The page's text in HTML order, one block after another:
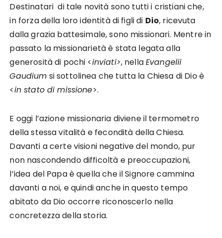
Destinatari di tale novità sono tutti i cristiani che,
in forza della loro identità di figli di Dio, ricevuta
dalla grazia battesimale, sono missionari. Mentre in
passato la missionarietà è stata legata alla
generosità di pochi <inviati>, nellaEvangelii
Gaudium si sottolinea che tutta la Chiesa di Dio è
<in stato di missione>.
E oggi l’azione missionaria diviene il termometro
della stessa vitalità e fecondità della Chiesa.
Davanti a certe visioni negative del mondo, pur
non nascondendo difficoltà e preoccupazioni,
l’idea del Papa è quella che il Signore cammina
davanti a noi, e quindi anche in questo tempo
abitato da Dio occorre riconoscerlo nella
concretezza della storia.